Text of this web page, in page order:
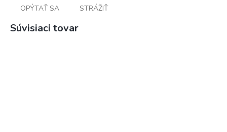
OPÝTAŤ SA STRÁŽIŤ
Súvisiaci tovar